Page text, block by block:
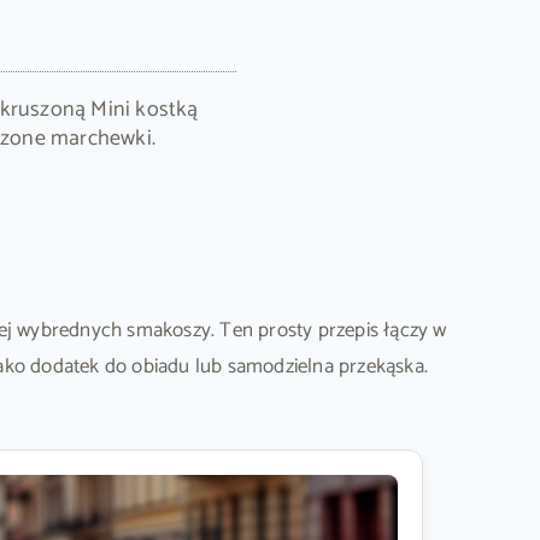
Mini kostką
marchewki.
wybrednych smakoszy. Ten prosty przepis łączy w
dodatek do obiadu lub samodzielna przekąska.